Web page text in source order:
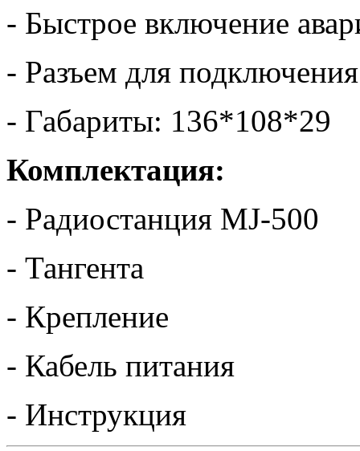
- Быстрое включение
- Разъем для
- Габариты: 136*108*29
Комплектация:
- Радиостанция MJ-500
- Тангента
- Крепление
- Кабель питания
- Инструкция